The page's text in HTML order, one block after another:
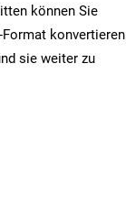
können Sie
konvertieren
sie weiter zu